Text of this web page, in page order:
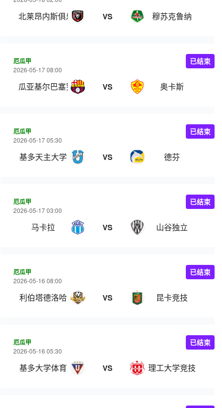
北莱昂内斯俱乐部 VS 穆苏克鲁纳
厄瓜甲
2026-05-17 08:00
瓜亚基尔巴塞罗那 VS 奥卡斯
已结束
厄瓜甲
2026-05-17 05:30
基多天主大学 VS 德芬
已结束
厄瓜甲
2026-05-17 03:00
马卡拉 VS 山谷独立
已结束
厄瓜甲
2026-05-16 08:00
利伯塔德洛哈 VS 昆卡竞技
已结束
厄瓜甲
2026-05-16 05:30
基多大学体育 VS 理工大学竞技
已结束